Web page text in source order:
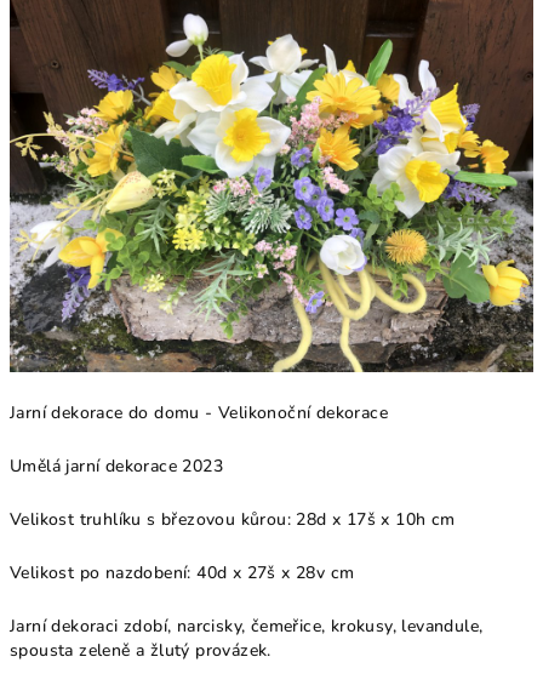
Jarní dekorace do domu - Velikonoční dekorace
Umělá jarní dekorace 2023
Velikost truhlíku s březovou kůrou: 28d x 17š x 10h cm
Velikost po nazdobení: 40d x 27š x 28v cm
Jarní dekoraci zdobí, narcisky, čemeřice, krokusy, levandule,
spousta zeleně a žlutý provázek.